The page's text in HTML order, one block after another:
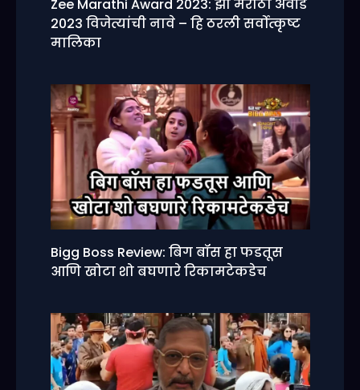
Zee Marathi Award 2023: झी मराठी अवॉर्ड
2023 विजेत्यांची नावे – हि ठरली सर्वोत्कृष्ट
मालिका
Bigg Boss Review: बिग बॉस हा फडतूस
आणि खोटा शो बघणारे रिकामटेकडेच